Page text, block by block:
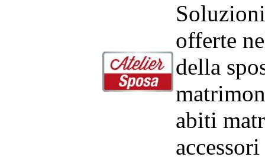
offerte
della
abiti